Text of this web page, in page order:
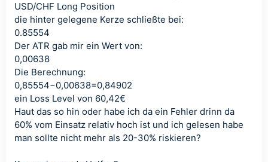
USD/CHF Long Position
die hinter gelegene Kerze schließte bei:
0.85554
Der ATR gab mir ein Wert von:
0,00638
Die Berechnung:
0,85554−0,00638=0,84902
ein Loss Level von 60,42€
Haut das so hin oder habe ich da ein Fehler drinn da
60% vom Einsatz relativ hoch ist und ich gelesen habe
man sollte nicht mehr als 20-30% riskieren?